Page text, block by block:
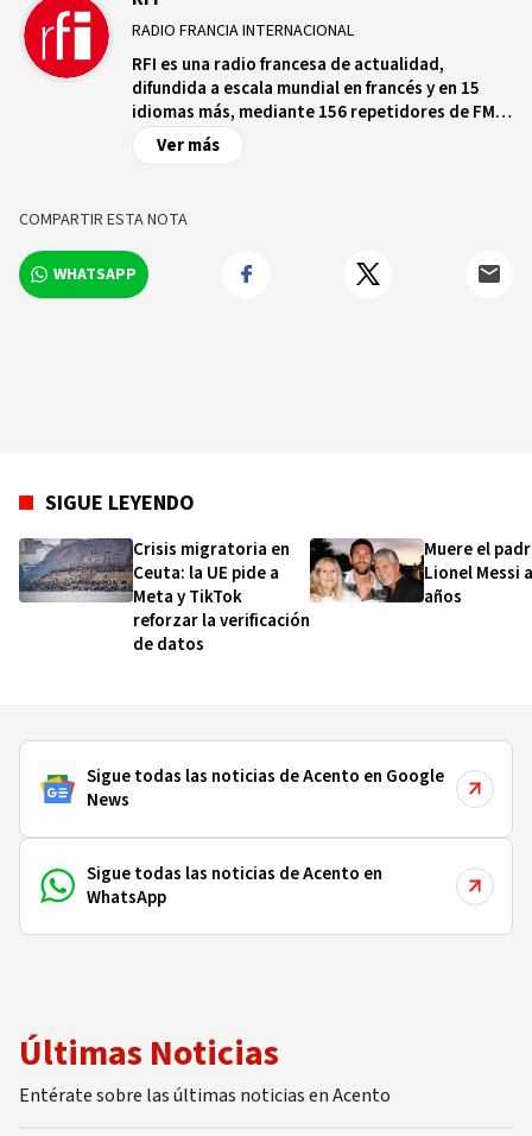
RADIO FRANCIA INTERNACIONAL
RFI es una radio francesa de actualidad,
difundida a escala mundial en francés y en 15
idiomas más, mediante 156 repetidores de FM
en ondas medias y cortas en una treintena de
satélites a destino de los cinco continentes, en
emiten sus programas.
Ver más
COMPARTIR ESTA NOTA
WHATSAPP
SIGUE LEYENDO
Crisis migratoria en
Ceuta: la UE pide a
Meta y TikTok
reforzar la verificación
de datos
Muere el
Lionel Messi
años
Sigue todas las noticias de Acento en Google
News
Sigue todas las noticias de Acento en
WhatsApp